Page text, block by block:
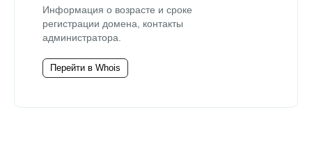
Информация о возрасте и сроке
регистрации домена, контакты
администратора.
Перейти в Whois